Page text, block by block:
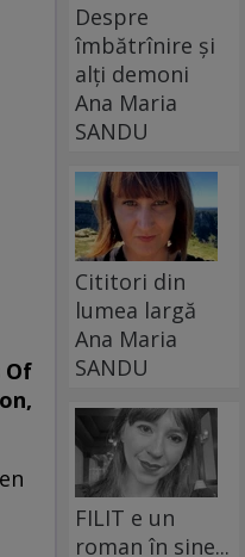
Of
Despre
îmbătrînire și
alți demoni
Ana Maria
SANDU
Cititori din
lumea largă
Ana Maria
SANDU
FILIT e un
roman în sine...